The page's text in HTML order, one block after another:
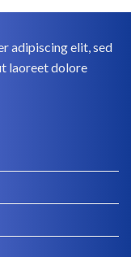
adipiscing elit, sed
laoreet dolore